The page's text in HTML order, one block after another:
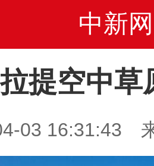
中新网
提空中草
03 16:31:43